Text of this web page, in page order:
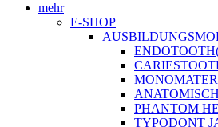
mehr
E-SHOP
ENDOTOOTH
PHANTOM
TYPODONT